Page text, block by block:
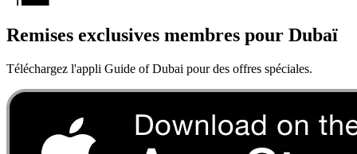
Remises exclusives membres pour Dubaï
Téléchargez l'appli Guide of Dubai pour des offres spéciales.